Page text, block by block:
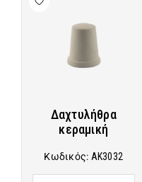
Δαχτυλήθρα
κεραμική
Κωδικός: AK3032